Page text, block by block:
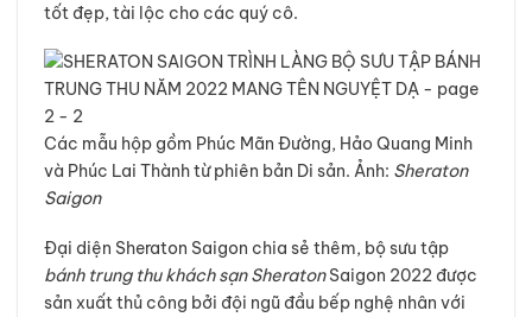
tốt đẹp, tài lộc cho các quý cô.
Các mẫu hộp gồm Phúc Mãn Đường, Hảo Quang Minh
và Phúc Lai Thành từ phiên bản Di sản. Ảnh: Sheraton
Saigon
Đại diện Sheraton Saigon chia sẻ thêm, bộ sưu tập
bánh trung thu khách sạn SheratonSaigon 2022 được
sản xuất thủ công bởi đội ngũ đầu bếp nghệ nhân với